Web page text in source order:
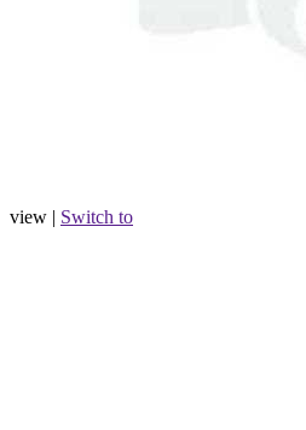
view | Switch to